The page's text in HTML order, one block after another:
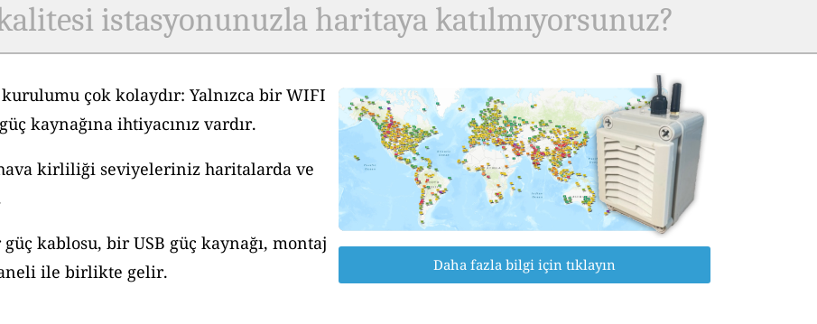
istasyonunuzla haritaya katılmıyorsunuz?
çok kolaydır: Yalnızca bir WIFI
kaynağına ihtiyacınız vardır.
kirliliği seviyeleriniz haritalarda ve
kablosu, bir USB güç kaynağı, montaj
ile birlikte gelir.
Daha fazla bilgi için tıklayın